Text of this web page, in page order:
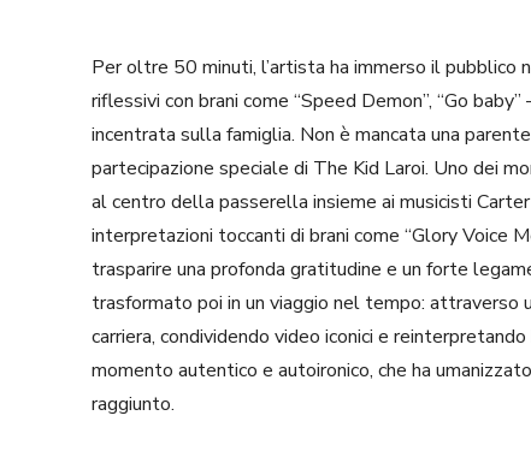
Per oltre 50 minuti, l’artista ha immerso il pubblico
riflessivi con brani come “Speed Demon”, “Go
incentrata sulla famiglia. Non è mancata una
partecipazione speciale di The Kid Laroi. Uno dei
al centro della passerella insieme ai musicisti
interpretazioni toccanti di brani come “Glory Voice
trasparire una profonda gratitudine e un forte
trasformato poi in un viaggio nel tempo: attraverso
carriera, condividendo video iconici e
momento autentico e autoironico, che ha
raggiunto.